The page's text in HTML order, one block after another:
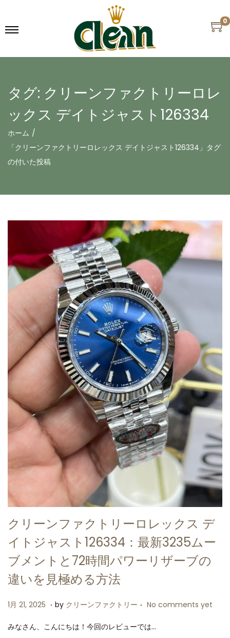
0
タグ: クリーンファクトリーロレ
ックス デイトジャスト126334
ホーム /
「クリーンファクトリーロレックス デイトジャスト126334」タグ
の付いた投稿
クリーンファクトリーロレックス デ
イトジャスト126334：最新3235ムー
ブメントと72時間パワーリザーブの
違いを見極める方法
P
s
1月 21, 2025
2
. by クリーンファクトリー . No comments yet
みなさん、こんにちは！今回のレビューでは…